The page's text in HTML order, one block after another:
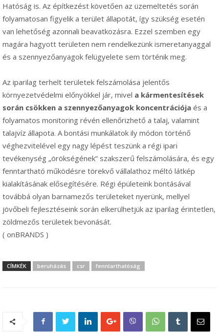
Hatóság is. Az építkezést követően az üzemeltetés során
folyamatosan figyelik a terület állapotát, így szükség esetén
van lehetőség azonnali beavatkozásra. Ezzel szemben egy
magára hagyott területen nem rendelkezünk ismeretanyaggal
és a szennyezőanyagok felügyelete sem történik meg.
Az iparilag terhelt területek felszámolása jelentős
környezetvédelmi előnyökkel jár, mivel a kármentesítések
során csökken a szennyezőanyagok koncentrációja és a
folyamatos monitoring révén ellenőrizhető a talaj, valamint
talajvíz állapota. A bontási munkálatok ily módon történő
véghezvitelével egy nagy lépést teszünk a régi ipari
tevékenység „örökségének” szakszerű felszámolására, és egy
fenntartható működésre törekvő vállalathoz méltó látkép
kialakításának elősegítésére. Régi épületeink bontásával
továbbá olyan barnamezős területeket nyerünk, mellyel
jövőbeli fejlesztéseink során elkerülhetjük az iparilag érintetlen,
zöldmezős területek bevonását.
( onBRANDS )
CÍMKÉK beruházás csr fenntarthatóság